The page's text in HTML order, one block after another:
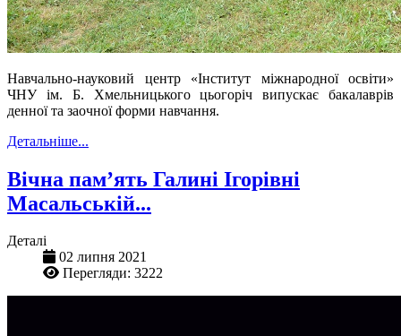
Навчально-науковий центр «Інститут міжнародної освіти»
ЧНУ ім. Б. Хмельницького цьогоріч випускає бакалаврів
денної та заочної форми навчання.
Детальніше...
Вічна пам’ять Галині Ігорівні
Масальській...
Деталі
02 липня 2021
Перегляди: 3222